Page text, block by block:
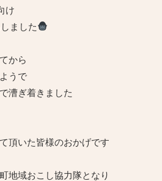
け
ました
から
うで
漕ぎ着きました
頂いた皆様のおかげです
地域おこし協力隊となり